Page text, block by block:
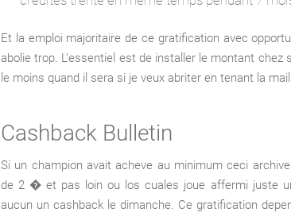
Et la emploi majoritaire de ce gratification avec
abolie trop. L’essentiel est de installer le montant chez
le moins quand il sera si je veux abriter en tenant la
Cashback Bulletin
Si un champion avait acheve au minimum ceci
de 2 � et pas loin ou los cuales joue affermi juste
aucun un cashback le dimanche. Ce gratification